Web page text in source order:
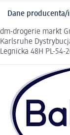
Dane producenta/
dm-drogerie markt
Karlsruhe
Legnicka 48H PL-54-